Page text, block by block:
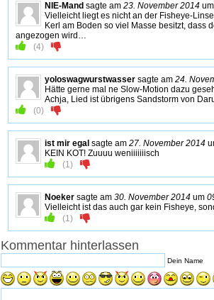
NIE-Mand sagte am 23. November 2014 um
Vielleicht liegt es nicht an der Fisheye-
Kerl am Boden so viel Masse besitzt, dass
angezogen wird…
(4)
yoloswagwurstwasser sagte am 24.
Hätte gerne mal ne Slow-Motion dazu
Achja, Lied ist übrigens Sandstorm von
(0)
ist mir egal sagte am 27. November 2014
KEIN KOT! Zuuuu weniiiiiiisch
(1)
Noeker sagte am 30. November 2014 um
Vielleicht ist das auch gar kein Fisheye,
(1)
Kommentar hinterlassen
Dein Name